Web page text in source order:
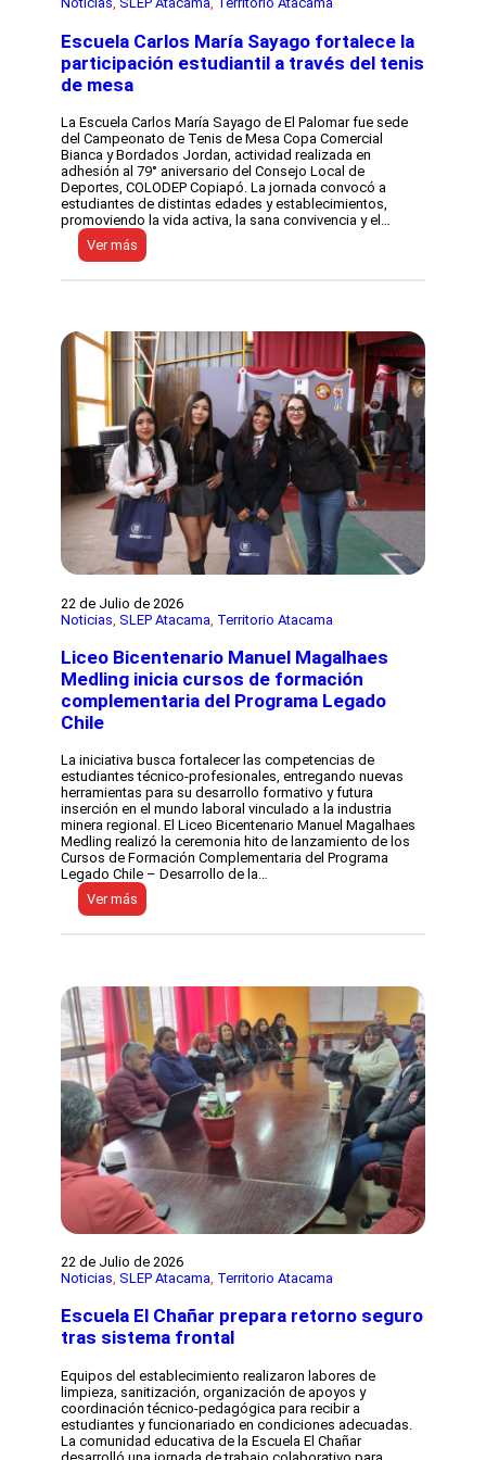
a
L
n
a
j
e
g
r
a
e
s
q
u
e
d
e
j
r
u
e
l
l
a
e
n
s
u
c
o
m
u
n
i
d
d
e
u
c
a
t
a
P
t
a
c
a
s
o
s
t
u
v
o
e
ó
n
d
e
t
r
a
b
a
j
o
c
o
n
d
i
e
c
o
r
d
e
i
c
e
o
T
e
c
n
o
ó
d
e
o
p
i
a
p
ó
Escuela Carlos María Sayago fortalece la
participación estudiantil a través del tenis
de mesa
La Escuela Carlos María Sayago de El Palomar fue sede
del Campeonato de Tenis de Mesa Copa Comercial
Bianca y Bordados Jordan, actividad realizada en
adhesión al 79° aniversario del Consejo Local de
Deportes, COLODEP Copiapó. La jornada convocó a
estudiantes de distintas edades y establecimientos,
promoviendo la vida activa, la sana convivencia y el…
Ver más
E
l
a
C
a
r
l
o
s
M
a
r
í
a
S
a
a
g
f
o
r
t
c
e
l
a
p
a
r
t
c
ó
n
e
s
t
u
d
i
a
n
t
i
l
a
t
r
a
v
s
d
t
e
n
i
s
22 de Julio de 2026
Noticias, SLEP Atacama, Territorio Atacama
Liceo Bicentenario Manuel Magalhaes
Medling inicia cursos de formación
complementaria del Programa Legado
Chile
La iniciativa busca fortalecer las competencias de
estudiantes técnico-profesionales, entregando nuevas
herramientas para su desarrollo formativo y futura
inserción en el mundo laboral vinculado a la industria
minera regional. El Liceo Bicentenario Manuel Magalhaes
Medling realizó la ceremonia hito de lanzamiento de los
Cursos de Formación Complementaria del Programa
Legado Chile – Desarrollo de la…
Ver más
L
B
i
c
e
n
t
e
n
a
r
i
o
M
a
n
e
l
a
g
a
h
a
e
s
M
e
22 de Julio de 2026
Noticias, SLEP Atacama, Territorio Atacama
Escuela El Chañar prepara retorno seguro
tras sistema frontal
Equipos del establecimiento realizaron labores de
limpieza, sanitización, organización de apoyos y
coordinación técnico-pedagógica para recibir a
estudiantes y funcionariado en condiciones adecuadas.
La comunidad educativa de la Escuela El Chañar